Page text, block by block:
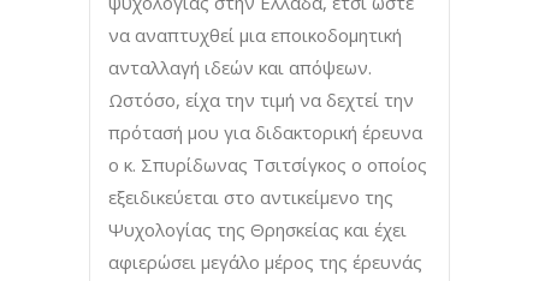
να αναπτυχθεί μια εποικοδομητική
ανταλλαγή ιδεών και απόψεων.
Ωστόσο, είχα την τιμή να δεχτεί την
πρότασή μου για διδακτορική έρευνα
ο κ. Σπυρίδωνας Τσιτσίγκος ο οποίος
εξειδικεύεται στο αντικείμενο της
Ψυχολογίας της Θρησκείας και έχει
αφιερώσει μεγάλο μέρος της έρευνάς